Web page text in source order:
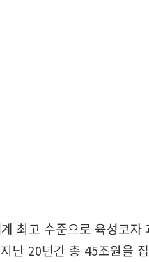
최고 수준으로 육성코자
난 20년간 총 45조원을